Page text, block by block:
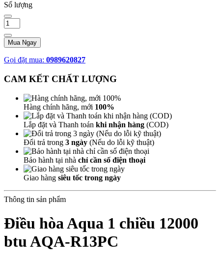
Số lượng
Mua Ngay
Gọi đặt mua: 0989620827
CAM KẾT CHẤT LƯỢNG
Hàng chính hãng, mới 100%
Lắp đặt và Thanh toán khi nhận hàng (COD)
Đổi trả trong 3 ngày (Nếu do lỗi kỹ thuật)
Bảo hành tại nhà chỉ cần số điện thoại
Giao hàng siêu tốc trong ngày
Thông tin sản phẩm
Điều hòa Aqua 1 chiều 12000
btu AQA-R13PC